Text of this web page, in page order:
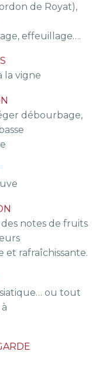
de Royat),
effeuillage….
la vigne
débourbage,
notes de fruits
et rafraîchissante.
ou tout